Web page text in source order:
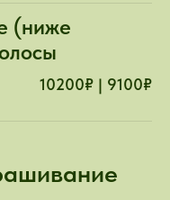
(ниже
10200₽ | 9100₽